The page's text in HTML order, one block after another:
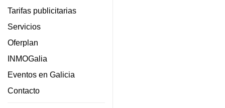
Tarifas publicitarias
Servicios
Oferplan
INMOGalia
Eventos en Galicia
Contacto